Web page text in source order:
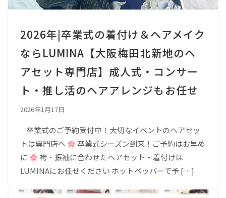
2026年|卒業式の着付け＆ヘアメイク
ならLUMINA【大阪梅田北新地のヘ
アセット専門店】成人式・コンサー
ト・推し活のヘアアレンジもお任せ
2026年1月17日
卒業式のご予約受付中！大切なイベントのヘアセッ
トは専門店へ
卒業式シーズン到来！ご予約はお早め
に
袴・振袖に合わせたヘアセット・着付けは
LUMINAにお任せください ホットペッパーで予 […]